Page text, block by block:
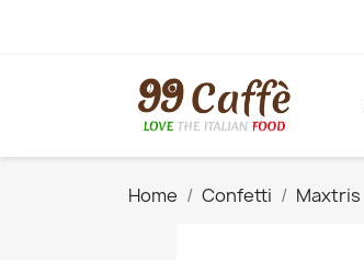
Home Confetti Maxtris